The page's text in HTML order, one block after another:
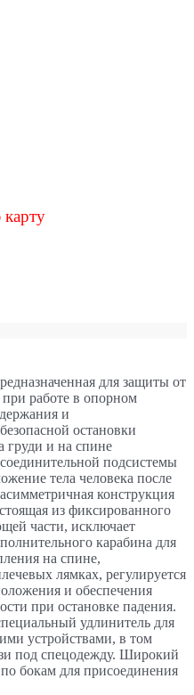
для защиты от
работе в опорном
и
остановки
груди и на спине
подсистемы
тела человека после
конструкция
из фиксированного
части, исключает
карабина для
на спине,
лямках, регулируется
и обеспечения
при остановке падения.
удлинитель для
устройствами, в том
под спецодежду. Широкий
бокам для присоединения